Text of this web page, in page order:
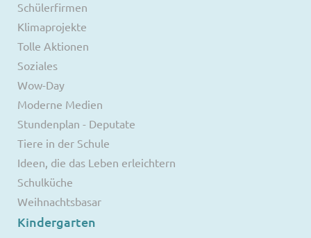
Schülerfirmen
Klimaprojekte
Tolle Aktionen
Soziales
Wow-Day
Moderne Medien
Stundenplan - Deputate
Tiere in der Schule
Ideen, die das Leben erleichtern
Schulküche
Weihnachtsbasar
Kindergarten